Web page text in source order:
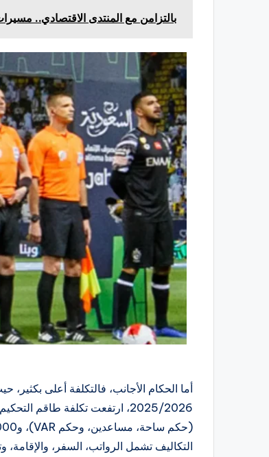
بالتزامن مع المنتدى الاقتصادي..
أما الحكام الأجانب، فالتكلفة أعلى